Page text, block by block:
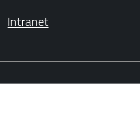
Intranet